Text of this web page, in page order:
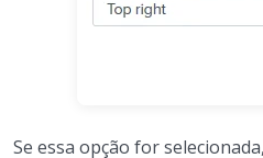
Se essa opção for